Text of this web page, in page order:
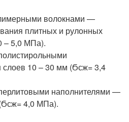
волокнами —
плитных и рулонных
– 5,0 МПа).
10 – 30 мм (Ϭсж= 3,4
наполнителями —
сж= 4,0 МПа).